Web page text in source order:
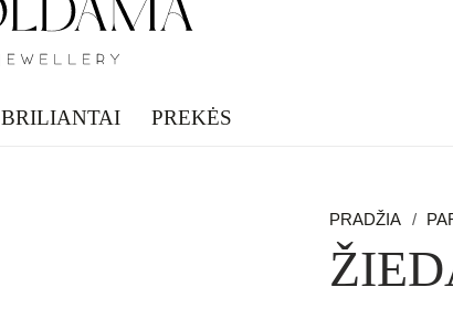
BRILIANTAI PREKĖS
PRADŽIA /